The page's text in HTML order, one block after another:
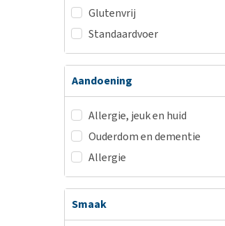
Glutenvrij
Standaardvoer
Aandoening
Allergie, jeuk en huid
Ouderdom en dementie
Allergie
Smaak